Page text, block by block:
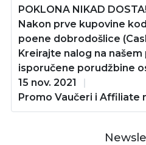
POKLONA NIKAD
Nakon prve kupovine
poene dobrodošlice
Kreirajte nalog na
isporučene porudžbine
15 nov. 2021
Promo Vaučeri i Affiliate